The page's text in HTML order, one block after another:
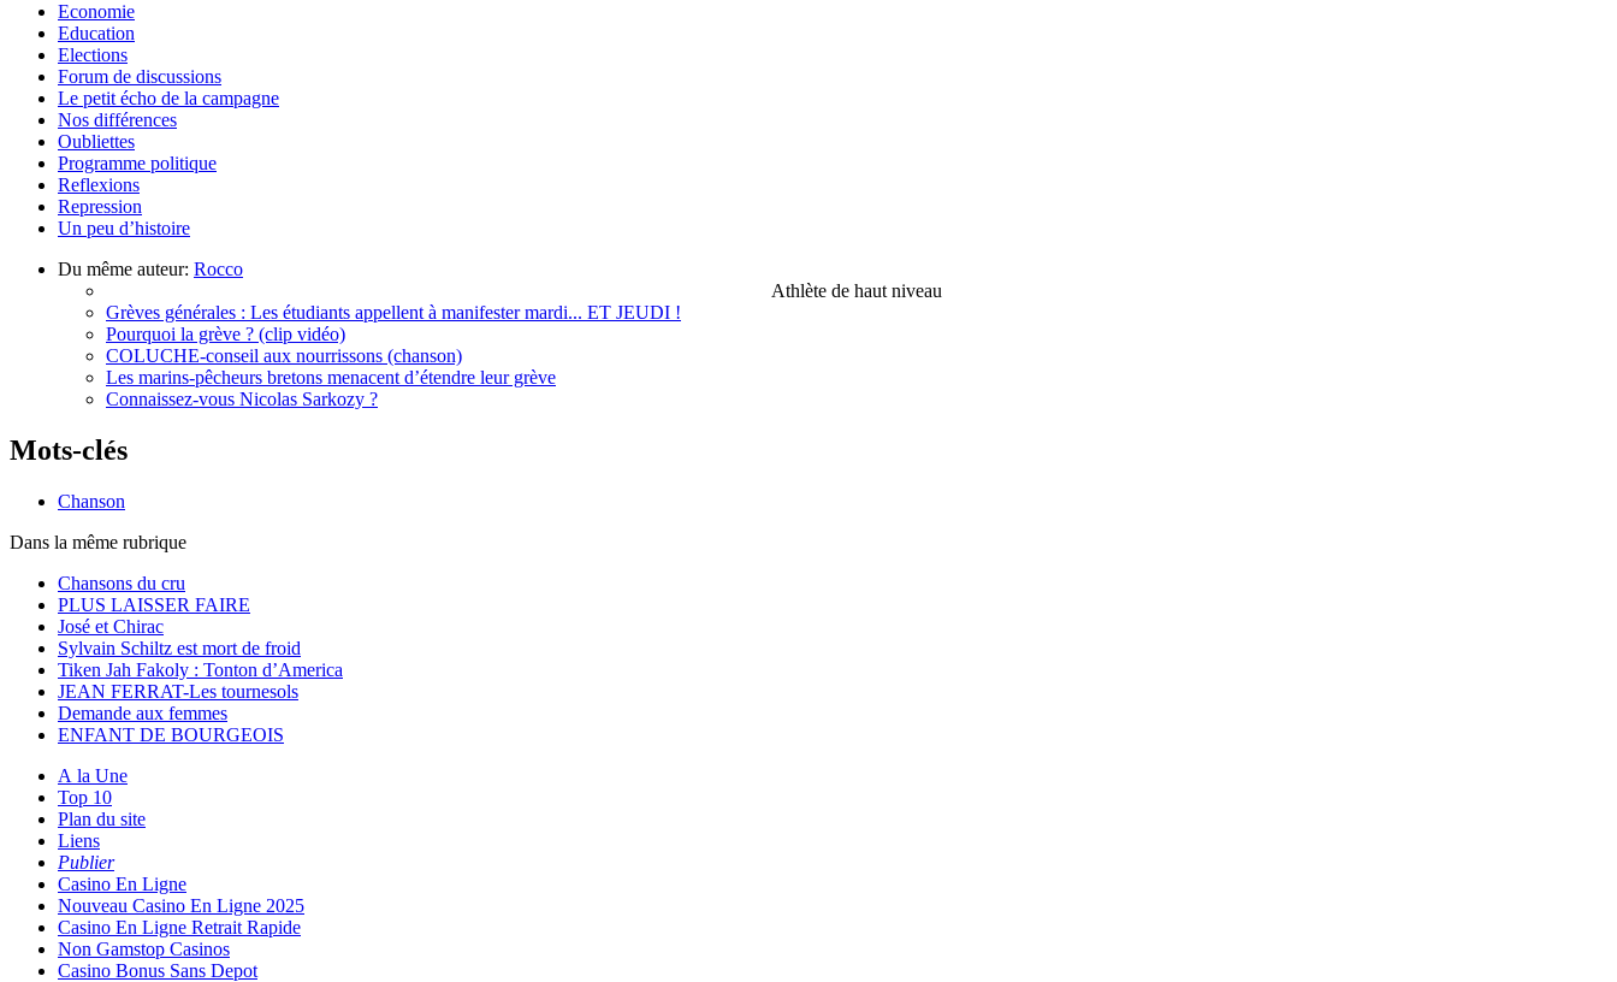
Economie
Education
Elections
Forum de discussions
Le petit écho de la campagne
Nos différences
Oubliettes
Programme politique
Reflexions
Repression
Un peu d’histoire
Du même auteur: Rocco
Athlète de haut niveau
Grèves générales : Les étudiants appellent à manifester mardi... ET JEUDI !
Pourquoi la grève ? (clip vidéo)
COLUCHE-conseil aux nourrissons (chanson)
Les marins-pêcheurs bretons menacent d’étendre leur grève
Connaissez-vous Nicolas Sarkozy ?
Mots-clés
Chanson
Dans la même rubrique
Chansons du cru
PLUS LAISSER FAIRE
José et Chirac
Sylvain Schiltz est mort de froid
Tiken Jah Fakoly : Tonton d’America
JEAN FERRAT-Les tournesols
Demande aux femmes
ENFANT DE BOURGEOIS
A la Une
Top 10
Plan du site
Liens
Publier
Casino En Ligne
Nouveau Casino En Ligne 2025
Casino En Ligne Retrait Rapide
Non Gamstop Casinos
Casino Bonus Sans Depot